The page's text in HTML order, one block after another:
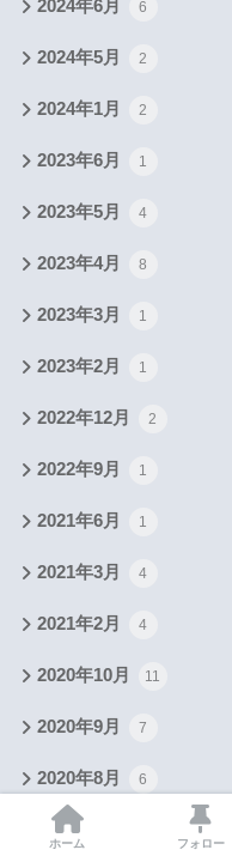
2024年6月 6
2024年5月 2
2024年1月 2
2023年6月 1
2023年5月 4
2023年4月 8
2023年3月 1
2023年2月 1
2022年12月 2
2022年9月 1
2021年6月 1
2021年3月 4
2021年2月 4
2020年10月 11
2020年9月 7
2020年8月 6
2020年7月
ホーム フォロー